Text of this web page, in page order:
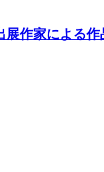
展作家による